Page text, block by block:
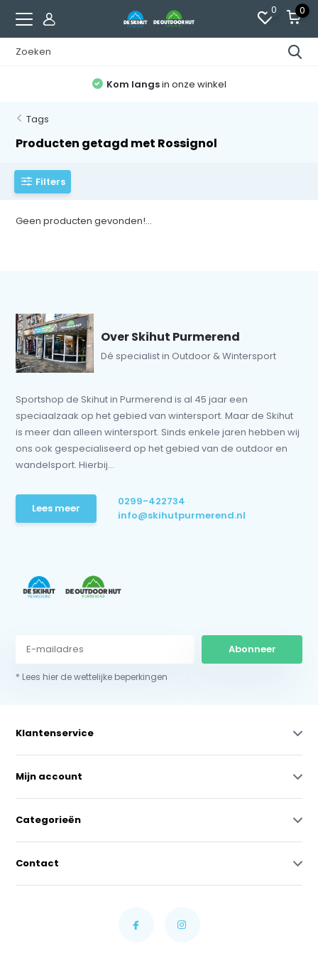
0 0
Kom langsin onze winkel
Tags
Producten getagd met Rossignol
Filters
Geen producten gevonden!...
Over Skihut Purmerend
Dé specialist in Outdoor & Wintersport
Sportshop de Skihut in Purmerend is al 45 jaar een
speciaalzaak op het gebied van wintersport. Maar de Skihut
is meer dan alleen wintersport. Sinds enkele jaren hebben wij
ons ook gespecialiseerd op het gebied van de outdoor en
wandelsport. Hierbij...
Lees meer
0299-422734
info@skihutpurmerend.nl
Abonneer
* Lees hier de wettelijke beperkingen
Klantenservice
Mijn account
Categorieën
Contact